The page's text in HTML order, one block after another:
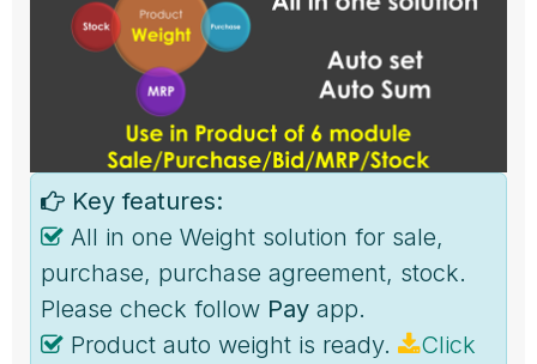
Key features:
All in one Weight solution for sale,
purchase, purchase agreement, stock.
Please check follow Pay app.
Product auto weight is ready.
Click